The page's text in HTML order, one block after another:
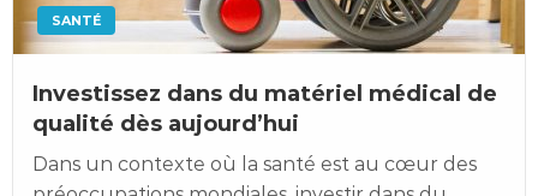
SANTÉ
Investissez dans du matériel médical de
qualité dès aujourd’hui
Dans un contexte où la santé est au cœur des